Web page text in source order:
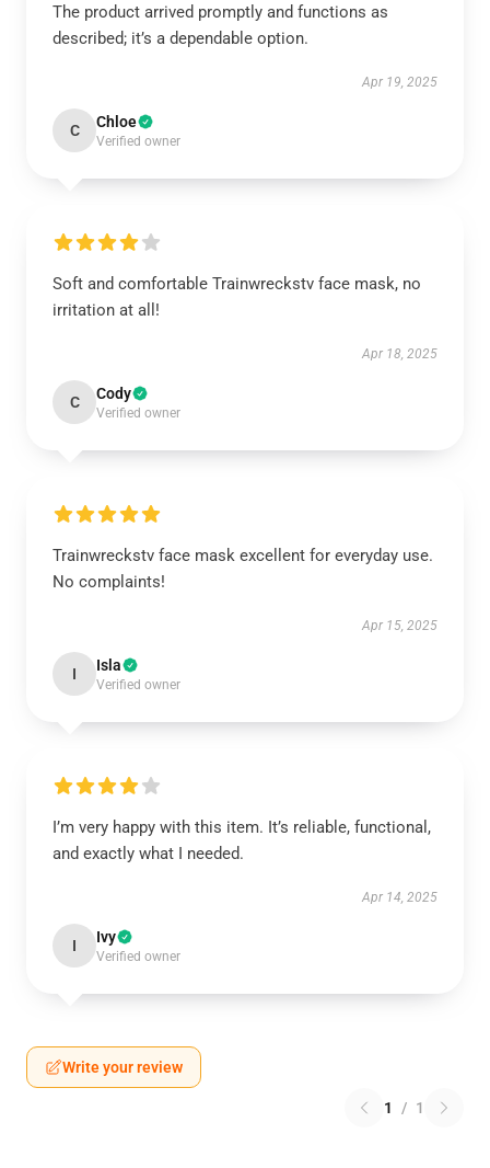
The product arrived promptly and functions as
described; it’s a dependable option.
Apr 19, 2025
C Chloe
Verified owner
Soft and comfortable Trainwreckstv face mask, no
irritation at all!
Apr 18, 2025
C Cody
Verified owner
Trainwreckstv face mask excellent for everyday use.
No complaints!
Apr 15, 2025
I Isla
Verified owner
I’m very happy with this item. It’s reliable, functional,
and exactly what I needed.
Apr 14, 2025
I Ivy
Verified owner
Write your review
1 / 1